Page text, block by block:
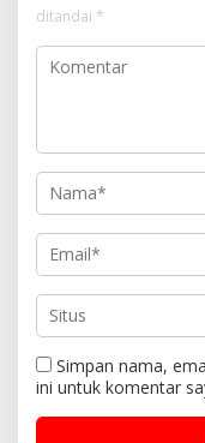
s
ditandai *
Simpan nama,
ini untuk komentar